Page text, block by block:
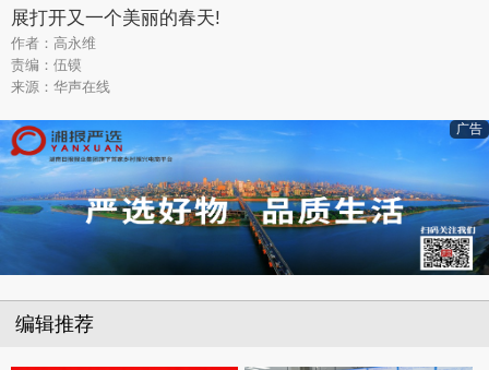
展打开又一个美丽的春天!
作者：高永维
责编：伍镆
来源：华声在线
广告
编辑推荐